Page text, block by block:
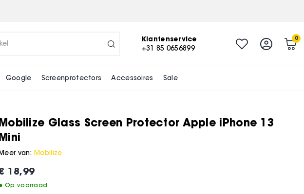
Klantenservice
+31 85 0656899
0
Google Screenprotectors Accessoires Sale
Glass Screen Protector Apple iPhone 13
18,99
Op voorraad
Meer van: Mobilize